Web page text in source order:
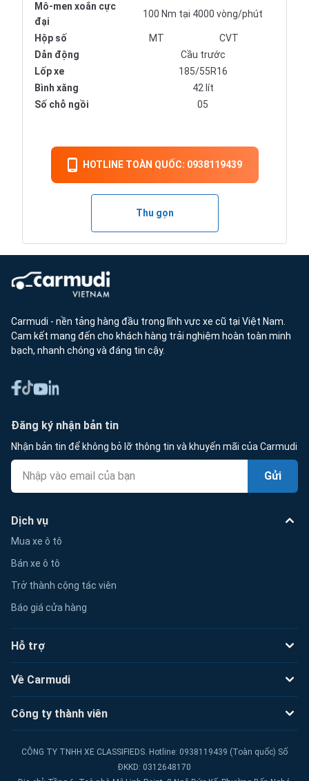
Mô-men xoắn cực
đại
100 Nm tại 4000 vòng/phút
Hộp số MT
CVT
Dẫn động
Cầu trước
Lốp xe
185/55R16
Bình xăng
42 lít
Số chỗ ngồi
05
HOTLINE TOÀN QUỐC: 0938119439
Thu gọn
Carmudi - nền tảng hàng đầu trong lĩnh vực xe cũ tại Việt Nam.
Cam kết mang đến cho khách hàng trải nghiệm hoàn toàn minh
bạch, nhanh chóng và đáng tin cậy.
Đăng ký nhận bản tin
Nhận bản tin để không bỏ lỡ thông tin và khuyến mãi của Carmudi
Gửi
Dịch vụ
Mua xe ô tô
Bán xe ô tô
Trở thành cộng tác viên
Báo giá cửa hàng
Hỗ trợ
Về Carmudi
Công ty thành viên
CÔNG TY TNHH XE CLASSIFIEDS. Hotline: 0938119439 (Toàn quốc) Số
ĐKKD: 0312648170